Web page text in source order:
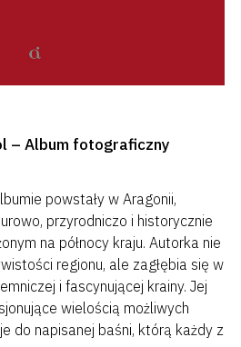
– Album fotograficzny
powstały w Aragonii,
przyrodniczo i historycznie
na północy kraju. Autorka nie
regionu, ale zagłębia się w
i fascynującej krainy. Jej
wielością możliwych
do napisanej baśni, którą każdy z